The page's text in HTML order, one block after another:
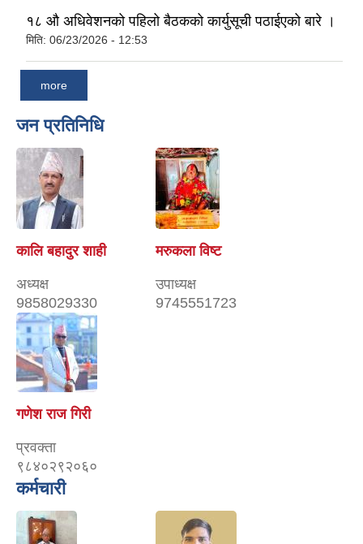
१८ औ अधिवेशनको पहिलो बैठकको कार्युसूची पठाईएको बारे ।
मिति: 06/23/2026 - 12:53
more
जन प्रतिनिधि
कालि बहादुर शाही
अध्यक्ष
9858029330
मरुकला विष्ट
उपाध्यक्ष
9745551723
गणेश राज गिरी
प्रवक्ता
९८४०२९२०६०
कर्मचारी